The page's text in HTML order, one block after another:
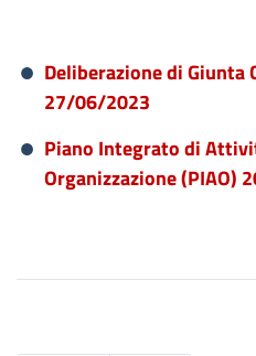
Deliberazione di Giunta
27/06/2023
Piano Integrato di
Organizzazione (PIAO)